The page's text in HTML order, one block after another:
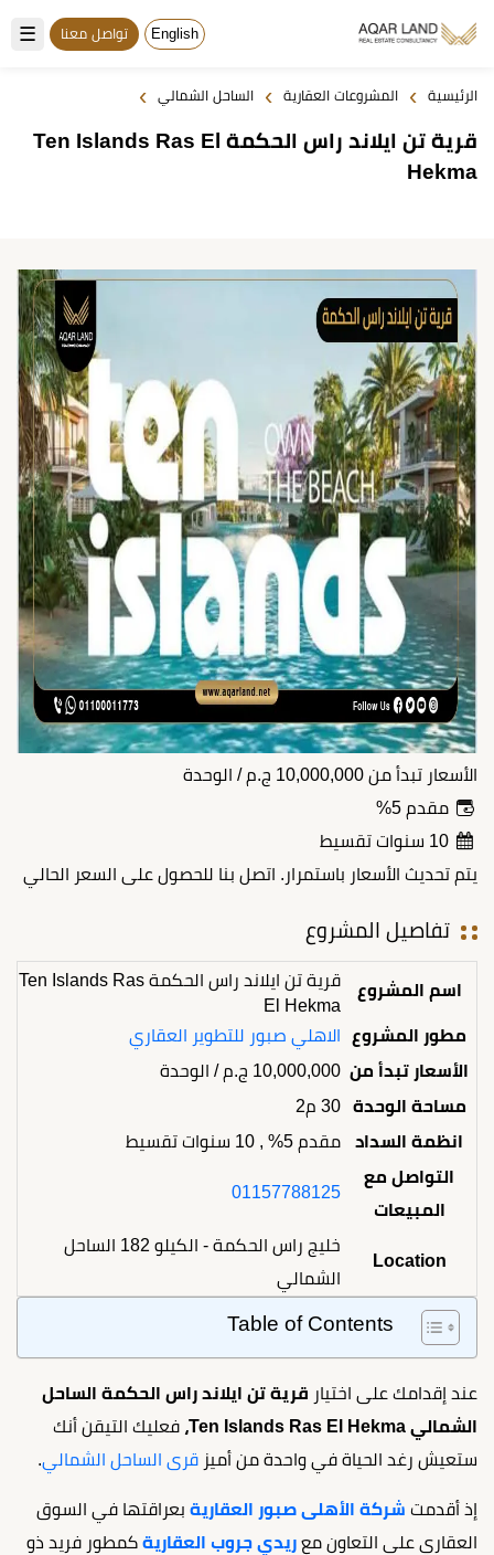
☰ English تواصل معنا
الرئيسية › المشروعات العقارية › الساحل الشمالي ›
قرية تن ايلاند راس الحكمة Ten Islands Ras El
Hekma
الأسعار تبدأ من 10,000,000 ج.م / الوحدة
مقدم 5%
10 سنوات تقسيط
يتم تحديث الأسعار باستمرار. اتصل بنا للحصول على السعر الحالي
تفاصيل المشروع
اسم المشروع
قرية تن ايلاند راس الحكمة Ten Islands Ras
El Hekma
مطور المشروع
الاهلي صبور للتطوير العقاري
الأسعار تبدأ من 10,000,000 ج.م / الوحدة
مساحة الوحدة
30 م2
انظمة السداد
مقدم 5% , 10 سنوات تقسيط
التواصل مع
المبيعات
01157788125
Location
خليج راس الحكمة - الكيلو 182 الساحل
الشمالي
Table of Contents
عند إقدامك على اختيار قرية تن ايلاند راس الحكمة الساحل
الشمالي Ten Islands Ras El Hekma،
فعليك التيقن أنك
ستعيش رغد الحياة في واحدة من أميز قرى الساحل الشمالي.
إذ أقدمت شركة الأهلى صبور العقارية بعراقتها في السوق
العقاري على التعاون مع ريدي جروب العقارية كمطور فريد ذو